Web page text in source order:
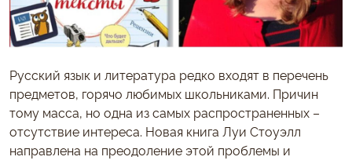
Русский язык и литература редко входят в перечень
предметов, горячо любимых школьниками. Причин
тому масса, но одна из самых распространенных –
отсутствие интереса. Новая книга Луи Стоуэлл
направлена на преодоление этой проблемы и